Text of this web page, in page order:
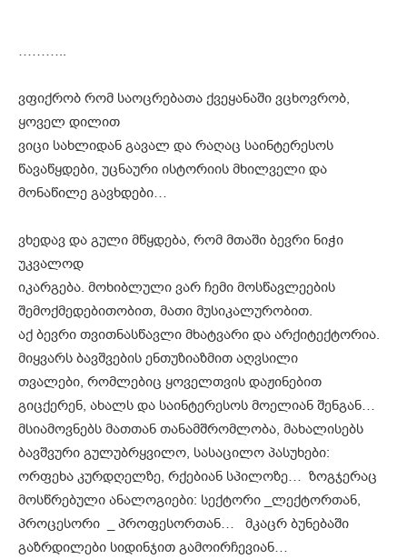
………..
ვფიქრობ რომ საოცრებათა ქვეყანაში ვცხოვრობ,
ყოველ დილით
ვიცი სახლიდან გავალ და რაღაც საინტერესოს
წავაწყდები, უცნაური ისტორიის მხილველი და
მონაწილე გავხდები…
ვხედავ და გული მწყდება, რომ მთაში ბევრი ნიჭი
უკვალოდ
იკარგება. მოხიბლული ვარ ჩემი მოსწავლეების
შემოქმედებითობით, მათი მუსიკალურობით.
აქ ბევრი თვითნასწავლი მხატვარი და არქიტექტორია.
მიყვარს ბავშვების ენთუზიაზმით აღვსილი
თვალები, რომლებიც ყოველთვის დაჟინებით
გიცქერენ, ახალს და საინტერესოს მოელიან შენგან…
მსიამოვნებს მათთან თანამშრომლობა, მახალისებს
ბავშვური გულუბრყვილო, სასაცილო პასუხები:
ორფეხა კურდღელზე, რქებიან სპილოზე… ზოგჯერაც
მოსწრებული ანალოგიები: სექტორი _ლექტორთან,
პროცესორი _ პროფესორთან… მკაცრ ბუნებაში
გაზრდილები სიდინჯით გამოირჩევიან…